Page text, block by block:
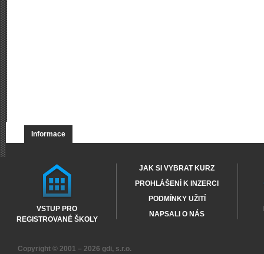
Informace
VSTUP PRO
REGISTROVANÉ ŠKOLY
JAK SI VYBRAT KURZ
PROHLÁŠENÍ K INZERCI
PODMÍNKY UŽITÍ
NAPSALI O NÁS
Copyright © 2001 – 2026 gdi, s.r.o.